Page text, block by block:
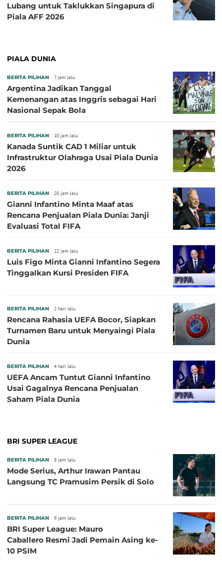
Lubang untuk Taklukkan Singapura di
Piala AFF 2026
PIALA DUNIA
BERITA PILIHAN 7 jam lalu
Argentina Jadikan Tanggal
Kemenangan atas Inggris sebagai Hari
Nasional Sepak Bola
BERITA PILIHAN 10 jam lalu
Kanada Suntik CAD 1 Miliar untuk
Infrastruktur Olahraga Usai Piala Dunia
2026
BERITA PILIHAN 20 jam lalu
Gianni Infantino Minta Maaf atas
Rencana Penjualan Piala Dunia: Janji
Evaluasi Total FIFA
BERITA PILIHAN 22 jam lalu
Luis Figo Minta Gianni Infantino Segera
Tinggalkan Kursi Presiden FIFA
BERITA PILIHAN 2 hari lalu
Rencana Rahasia UEFA Bocor, Siapkan
Turnamen Baru untuk Menyaingi Piala
Dunia
BERITA PILIHAN 4 hari lalu
UEFA Ancam Tuntut Gianni Infantino
Usai Gagalnya Rencana Penjualan
Saham Piala Dunia
BRI SUPER LEAGUE
BERITA PILIHAN 8 jam lalu
Mode Serius, Arthur Irawan Pantau
Langsung TC Pramusim Persik di Solo
BERITA PILIHAN 9 jam lalu
BRI Super League: Mauro
Caballero Resmi Jadi Pemain Asing ke-
10 PSIM